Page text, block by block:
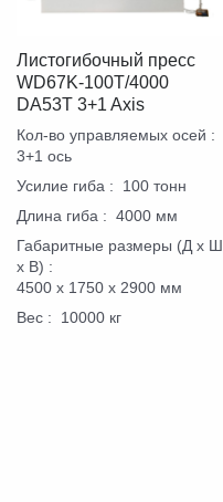
Листогибочный пресс
WD67K-100T/4000
DA53T 3+1 Axis
Кол-во управляемых осей :
3+1 ось
Усилие гиба :
100 тонн
Длина гиба : 4000 мм
Габаритные размеры (Д х Ш
х В) :
4500 х 1750 х 2900 мм
Вес : 10000 кг